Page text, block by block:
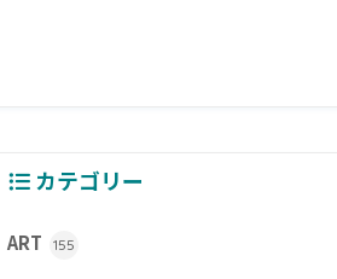
カテゴリー
ART 155